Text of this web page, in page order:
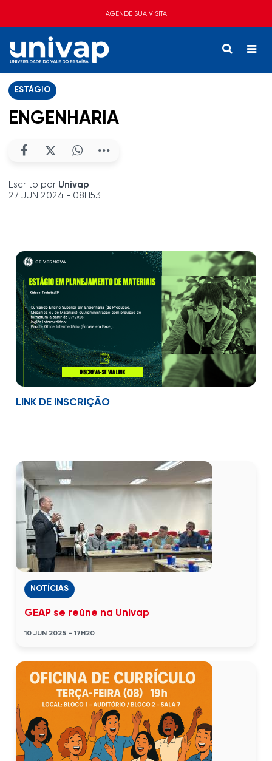
AGENDE SUA VISITA
ESTÁGIO
ENGENHARIA
Escrito por Univap
27 JUN 2024 - 08H53
LINK DE INSCRIÇÃO
NOTÍCIAS
GEAP se reúne na Univap
10 JUN 2025 - 17H20